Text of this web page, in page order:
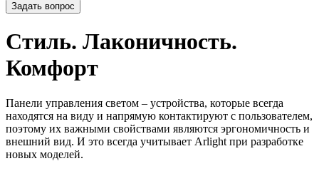
Задать вопрос
Стиль. Лаконичность.
Комфорт
Панели управления светом – устройства, которые всегда
находятся на виду и напрямую контактируют с пользователем,
поэтому их важными свойствами являются эргономичность и
внешний вид. И это всегда учитывает Arlight при разработке
новых моделей.